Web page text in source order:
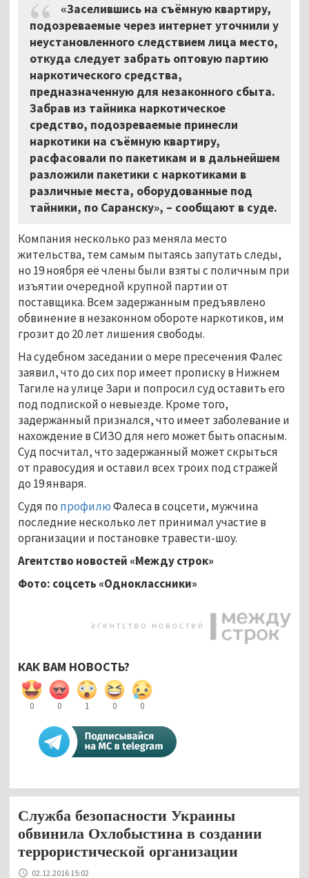
«Заселившись на съёмную квартиру,
подозреваемые через интернет уточнили у
неустановленного следствием лица место,
откуда следует забрать оптовую партию
наркотического средства,
предназначенную для незаконного сбыта.
Забрав из тайника наркотическое
средство, подозреваемые принесли
наркотики на съёмную квартиру,
расфасовали по пакетикам и в дальнейшем
разложили пакетики с наркотиками в
различные места, оборудованные под
тайники, по Саранску», – сообщают в суде.
Компания несколько раз меняла место
жительства, тем самым пытаясь запутать следы,
но 19 ноября её члены были взяты с поличным при
изъятии очередной крупной партии от
поставщика. Всем задержанным предъявлено
обвинение в незаконном обороте наркотиков, им
грозит до 20 лет лишения свободы.
На судебном заседании о мере пресечения Фалес
заявил, что до сих пор имеет прописку в Нижнем
Тагиле на улице Зари и попросил суд оставить его
под подпиской о невыезде. Кроме того,
задержанный признался, что имеет заболевание и
нахождение в СИЗО для него может быть опасным.
Суд посчитал, что задержанный может скрыться
от правосудия и оставил всех троих под стражей
до 19 января.
Судя по профилюФалеса в соцсети, мужчина
последние несколько лет принимал участие в
организации и постановке травести-шоу.
Агентство новостей «Между строк»
Фото: соцсеть «Одноклассники»
КАК ВАМ НОВОСТЬ?
0 0 1 0 0
Служба безопасности Украины
обвинила Охлобыстина в создании
террористической организации
02.12.2016 15:02